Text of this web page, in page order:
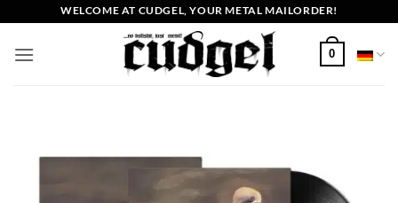
Inhalt
springen
WELCOME AT CUDGEL, YOUR METAL MAILORDER!
0